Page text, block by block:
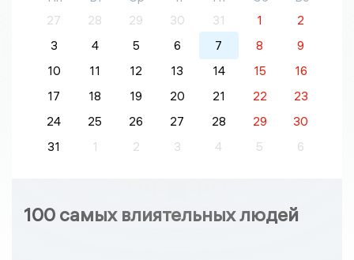
27
28 29 30 31 1
2
3
4 5 6 7 8
9
10
11 12 13 14 15
16
17
18 19 20 21 22
23
24
25 26 27 28 29
30
31
1 2 3 4 5 6
100 самых влиятельных людей